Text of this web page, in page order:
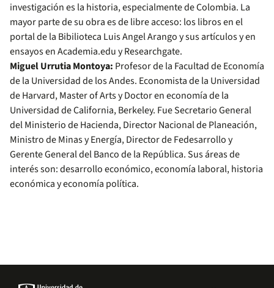
investigación es la historia, especialmente de Colombia. La
mayor parte de su obra es de libre acceso: los libros en el
portal de la Bibilioteca Luis Angel Arango y sus artículos y en
ensayos en Academia.edu y Researchgate.
Miguel Urrutia Montoya: Profesor de la Facultad de Economía
de la Universidad de los Andes. Economista de la Universidad
de Harvard, Master of Arts y Doctor en economía de la
Universidad de California, Berkeley. Fue Secretario General
del Ministerio de Hacienda, Director Nacional de Planeación,
Ministro de Minas y Energía, Director de Fedesarrollo y
Gerente General del Banco de la República. Sus áreas de
interés son: desarrollo económico, economía laboral, historia
económica y economía política.